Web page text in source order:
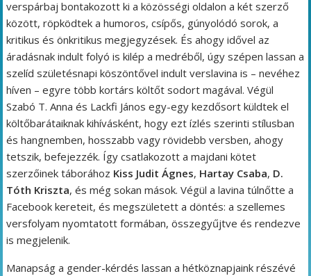
verspárbaj bontakozott ki a közösségi oldalon a két szerző
között, röpködtek a humoros, csípős, gúnyolódó sorok, a
kritikus és önkritikus megjegyzések. És ahogy idővel az
áradásnak indult folyó is kilép a medréből, úgy szépen lassan a
szelíd születésnapi köszöntővel indult verslavina is – nevéhez
híven – egyre több kortárs költőt sodort magával. Végül
Szabó T. Anna és Lackfi János egy-egy kezdősort küldtek el
költőbarátaiknak kihívásként, hogy ezt ízlés szerinti stílusban
és hangnemben, hosszabb vagy rövidebb versben, ahogy
tetszik, befejezzék. Így csatlakozott a majdani kötet
szerzőinek táborához Kiss Judit Ágnes, Hartay Csaba, D.
Tóth Kriszta, és még sokan mások. Végül a lavina túlnőtte a
Facebook kereteit, és megszületett a döntés: a szellemes
versfolyam nyomtatott formában, összegyűjtve és rendezve
is megjelenik.
Manapság a gender-kérdés lassan a hétköznapjaink részévé